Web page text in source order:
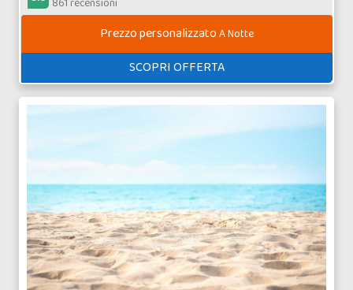
Prezzo personalizzatoA Notte
SCOPRI OFFERTA